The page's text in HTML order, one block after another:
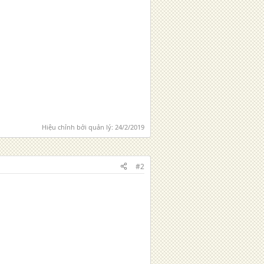
Hiệu chỉnh bởi quản lý: 24/2/2019
#2